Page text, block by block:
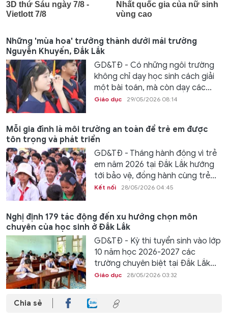
Những 'mùa hoa' trưởng thành dưới mái trường
Nguyễn Khuyến, Đắk Lắk
GD&TĐ - Có những ngôi trường
không chỉ dạy học sinh cách giải
một bài toán, mà còn dạy các...
Giáo dục 29/05/2026 08:14
Mỗi gia đình là môi trường an toàn để trẻ em được
tôn trọng và phát triển
GD&TĐ - Tháng hành động vì trẻ
em năm 2026 tại Đắk Lắk hướng
tới bảo vệ, đồng hành cùng trẻ...
Kết nối 28/05/2026 04:45
Nghị định 179 tác động đến xu hướng chọn môn
chuyên của học sinh ở Đắk Lắk
GD&TĐ - Kỳ thi tuyển sinh vào lớp
10 năm học 2026-2027 các
trường chuyên biệt tại Đắk Lắk...
Giáo dục 28/05/2026 03:32
Chia sẻ